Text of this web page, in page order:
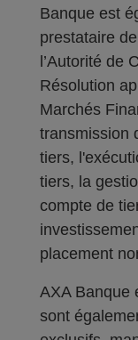
Banque est
prestataire
l’Autorité de
Résolution
Marchés
transmission
tiers,
tiers, la
compte de
placement
AXA Banque
sont